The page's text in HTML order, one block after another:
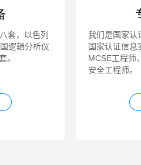
套，以色列
逻辑分析仪
。
我们是国家认
国家认证信息
MCSE工程师
安全工程师。